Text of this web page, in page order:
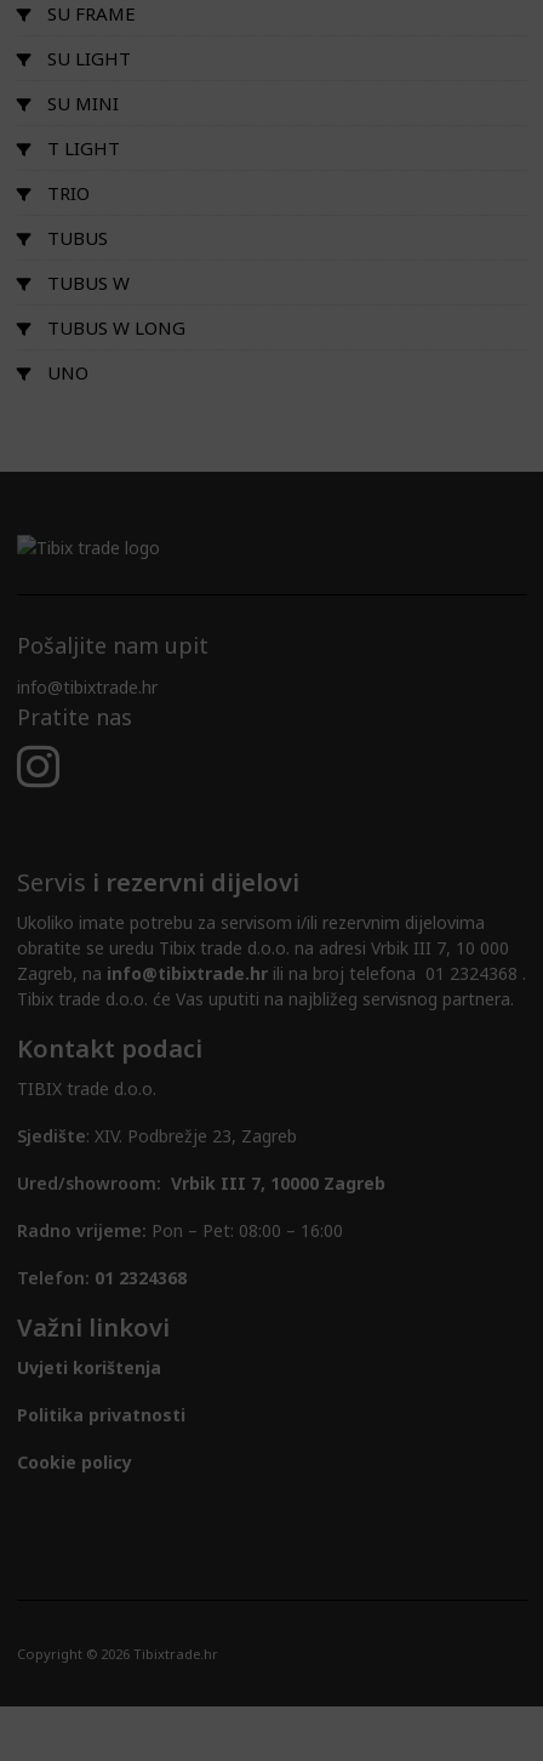
SU FRAME
SU LIGHT
SU MINI
T LIGHT
TRIO
TUBUS
TUBUS W
TUBUS W LONG
UNO
Pošaljite nam upit
info@tibixtrade.hr
Pratite nas
Servis i rezervni dijelovi
Ukoliko imate potrebu za servisom i/ili rezervnim dijelovima
obratite se uredu Tibix trade d.o.o. na adresi Vrbik III 7, 10 000
Zagreb, na info@tibixtrade.hrili na broj telefona 01 2324368 .
Tibix trade d.o.o. će Vas uputiti na najbližeg servisnog partnera.
Kontakt podaci
TIBIX trade d.o.o.
Sjedište: XIV. Podbrežje 23, Zagreb
Ured/showroom: Vrbik III 7, 10000 Zagreb
Radno vrijeme: Pon – Pet: 08:00 – 16:00
Telefon: 01 2324368
Važni linkovi
Uvjeti korištenja
Politika privatnosti
Cookie policy
Copyright © 2026 Tibixtrade.hr